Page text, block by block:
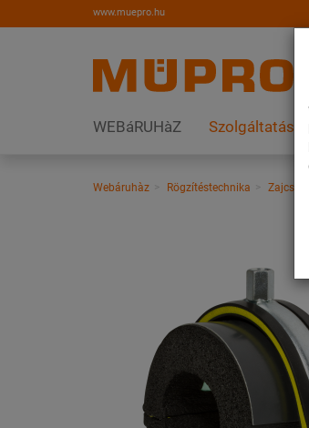
www.muepro.hu
WEBáRUHàZ
Webáruhàz Rögzítéstechnika